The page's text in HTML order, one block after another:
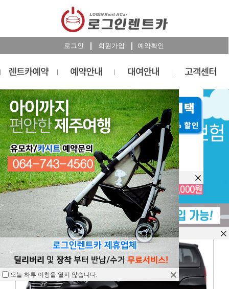
로그인 회원가입 예약확인
렌트카예약
RESERVATION
렌트카 예약하기
오늘 하루 이창을 열지 않습니다.
오늘 하루 이창을 열지 않습니다.
오늘 하루 이창을 열지 않습니다.
오늘 하루 이창을 열지 않습니다.